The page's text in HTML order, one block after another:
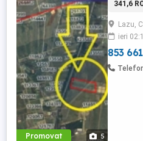
Promovat 5
lungul
acces din
341,6
Lazu,
ieri
853